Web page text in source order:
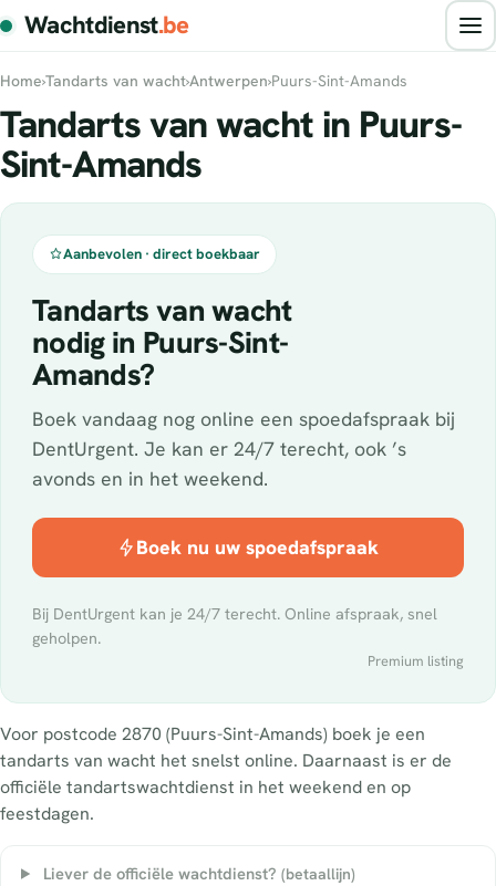
Wachtdienst.be
Home›Tandarts van wacht›Antwerpen›Puurs-Sint-Amands
Tandarts van wacht in Puurs-
Sint-Amands
Aanbevolen · direct boekbaar
Tandarts van wacht
nodig in Puurs-Sint-
Amands?
Boek vandaag nog online een spoedafspraak bij
DentUrgent. Je kan er 24/7 terecht, ook ’s
avonds en in het weekend.
Boek nu uw spoedafspraak
Bij DentUrgent kan je 24/7 terecht. Online afspraak, snel
geholpen.
Premium listing
Voor postcode 2870 (Puurs-Sint-Amands) boek je een
tandarts van wacht het snelst online. Daarnaast is er de
officiële tandartswachtdienst in het weekend en op
feestdagen.
Liever de officiële wachtdienst? (betaallijn)